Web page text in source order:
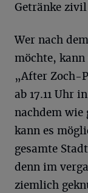
Getränke
Wer nach
möchte,
„After Zoch-
ab 17.11 Uhr
nachdem wie
kann es
gesamte
denn im
ziemlich